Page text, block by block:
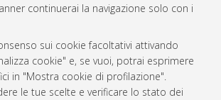
continuerai la navigazione solo con i
sui cookie facoltativi attivando
cookie" e, se vuoi, potrai esprimere
in "Mostra cookie di profilazione".
le tue scelte e verificare lo stato dei